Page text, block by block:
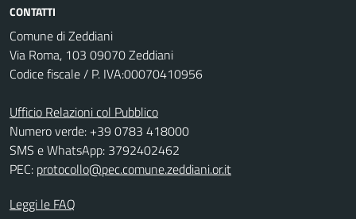
CONTATTI
Comune di Zeddiani
Via Roma, 103 09070 Zeddiani
Codice fiscale / P. IVA:00070410956
Ufficio Relazioni col Pubblico
Numero verde: +39 0783 418000
SMS e WhatsApp: 3792402462
PEC: protocollo@pec.comune.zeddiani.or.it
Leggi le FAQ